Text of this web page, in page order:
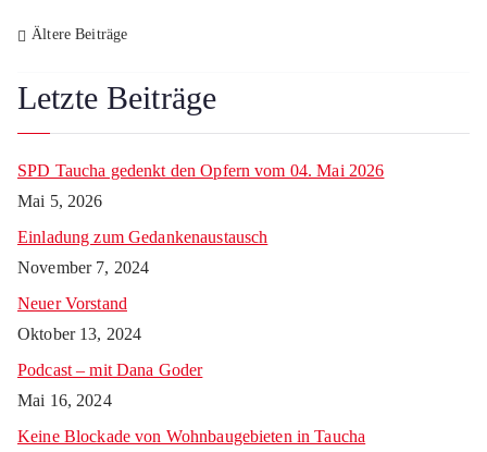
Ältere Beiträge
Letzte Beiträge
SPD Taucha gedenkt den Opfern vom 04. Mai 2026
Mai 5, 2026
Einladung zum Gedankenaustausch
November 7, 2024
Neuer Vorstand
Oktober 13, 2024
Podcast – mit Dana Goder
Mai 16, 2024
Keine Blockade von Wohnbaugebieten in Taucha